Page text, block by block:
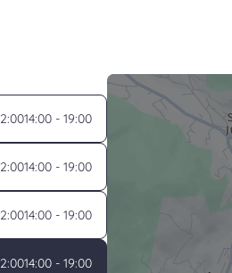
14:00 - 19:00
14:00 - 19:00
14:00 - 19:00
14:00 - 19:00